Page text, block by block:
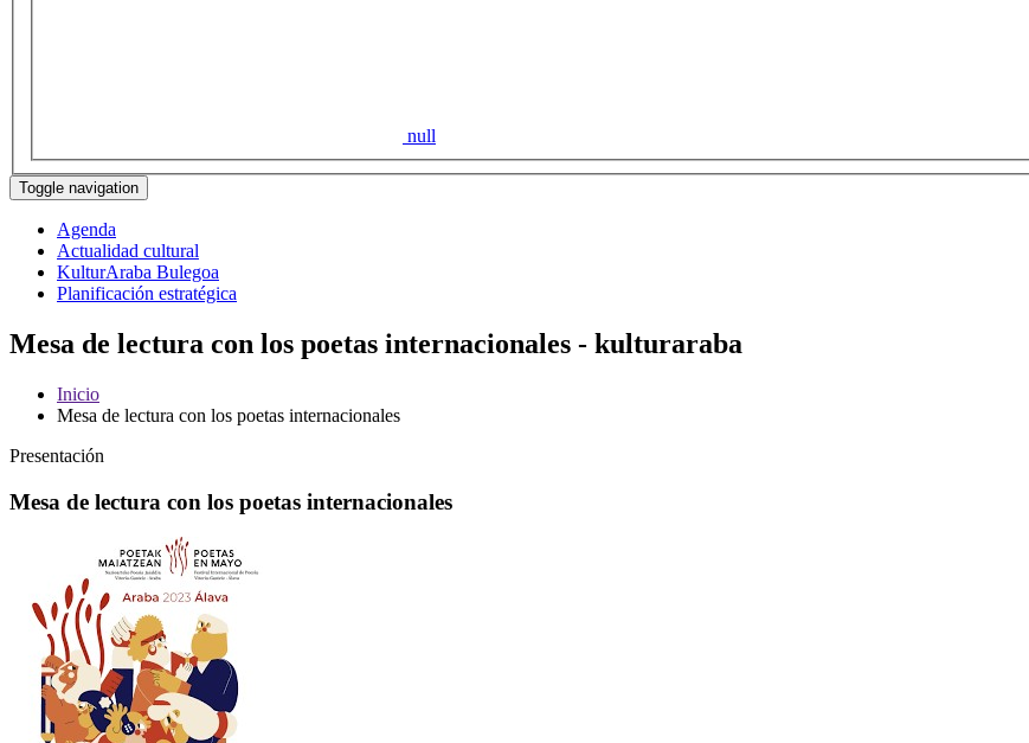
null
Toggle navigation
Agenda
Actualidad cultural
KulturAraba Bulegoa
Planificación estratégica
Mesa de lectura con los poetas internacionales - kulturaraba
Inicio
Mesa de lectura con los poetas internacionales
Presentación
Mesa de lectura con los poetas internacionales